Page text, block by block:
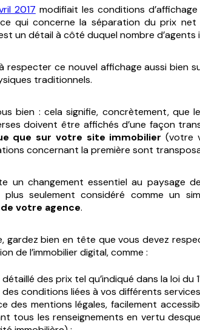
2017 modifiait les conditions
qui concerne la séparation du prix
un détail à côté duquel nombre d’agents
respecter ce nouvel affichage aussi bien
traditionnels.
bien : cela signifie, concrètement, que
doivent être affichés d’une façon
que sur votre site immobilier (votre
concernant la première sont
un changement essentiel au paysage
plus seulement considéré comme un
votre agence.
gardez bien en tête que vous devez
de l’immobilier digital, comme :
détaillé des prix tel qu’indiqué dans la loi du 1
des conditions liées à vos différents
des mentions légales, facilement
tous les renseignements en vertu